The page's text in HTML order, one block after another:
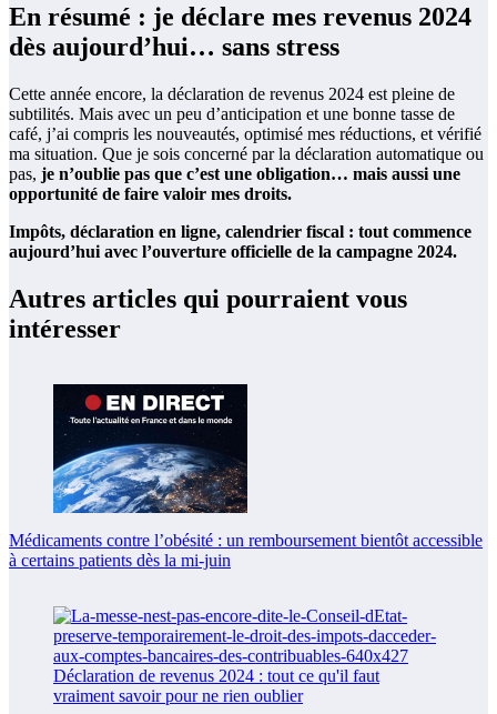
En résumé : je déclare mes revenus 2024
dès aujourd’hui… sans stress
Cette année encore, la déclaration de revenus 2024 est pleine de
subtilités. Mais avec un peu d’anticipation et une bonne tasse de
café, j’ai compris les nouveautés, optimisé mes réductions, et vérifié
ma situation. Que je sois concerné par la déclaration automatique ou
pas, je n’oublie pas que c’est une obligation… mais aussi une
opportunité de faire valoir mes droits.
Impôts, déclaration en ligne, calendrier fiscal : tout commence
aujourd’hui avec l’ouverture officielle de la campagne 2024.
Autres articles qui pourraient vous
intéresser
Médicaments contre l’obésité : un remboursement bientôt accessible
à certains patients dès la mi-juin